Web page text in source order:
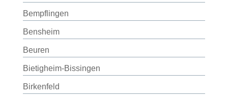
Bempflingen
Bensheim
Beuren
Bietigheim-Bissingen
Birkenfeld